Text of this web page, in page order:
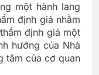
một hành lang
định giá nhằm
định giá một
hướng của Nhà
tâm của cơ quan